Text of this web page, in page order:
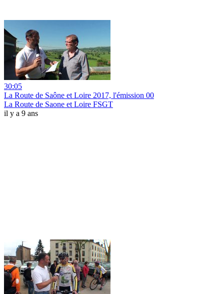
30:05
La Route de Saône et Loire 2017, l'émission 00
La Route de Saone et Loire FSGT
il y a 9 ans